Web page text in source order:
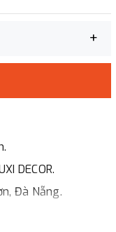
+
DECOR.
Đà Nẵng.